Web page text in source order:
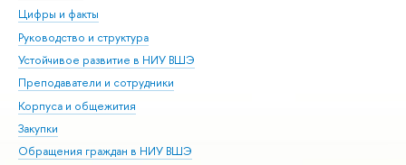
Цифры и факты
Руководство и структура
Устойчивое развитие в НИУ ВШЭ
Преподаватели и сотрудники
Корпуса и общежития
Закупки
Обращения граждан в НИУ ВШЭ